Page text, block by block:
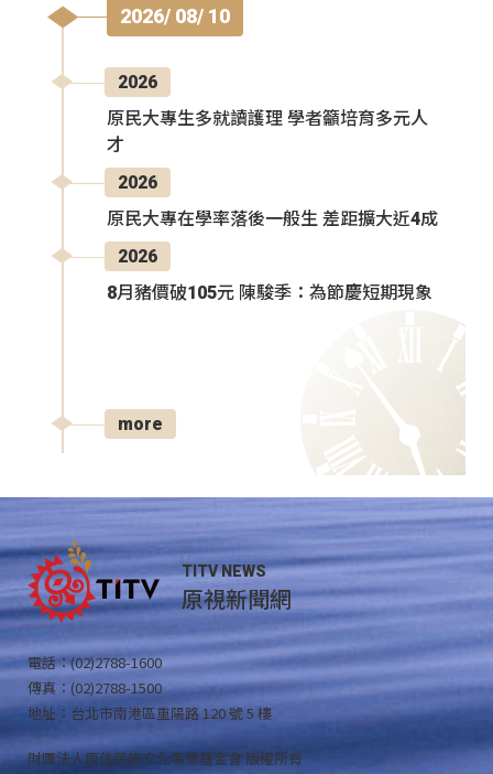
2026/ 08/ 10
2026
原民大專生多就讀護理 學者籲培育多元人
才
2026
原民大專在學率落後一般生 差距擴大近4成
2026
8月豬價破105元 陳駿季：為節慶短期現象
more
TITV NEWS
原視新聞網
電話：(02)2788-1600
傳真：(02)2788-1500
地址：台北市南港區重陽路 120 號 5 樓
財團法人原住民族文化事業基金會 版權所有